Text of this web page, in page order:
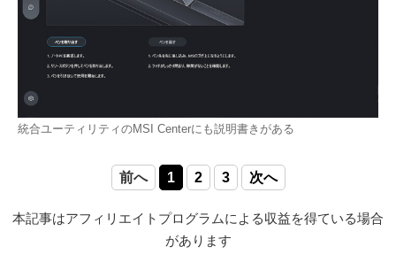
統合ユーティリティのMSI Centerにも説明書きがある
前へ 1 2 3 次へ
本記事はアフィリエイトプログラムによる収益を得ている場合
があります